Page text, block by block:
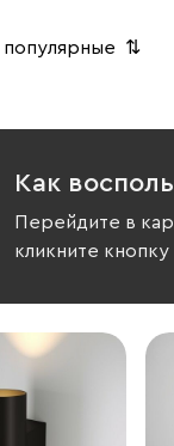
⇅
Как
Перейдите в
кликните